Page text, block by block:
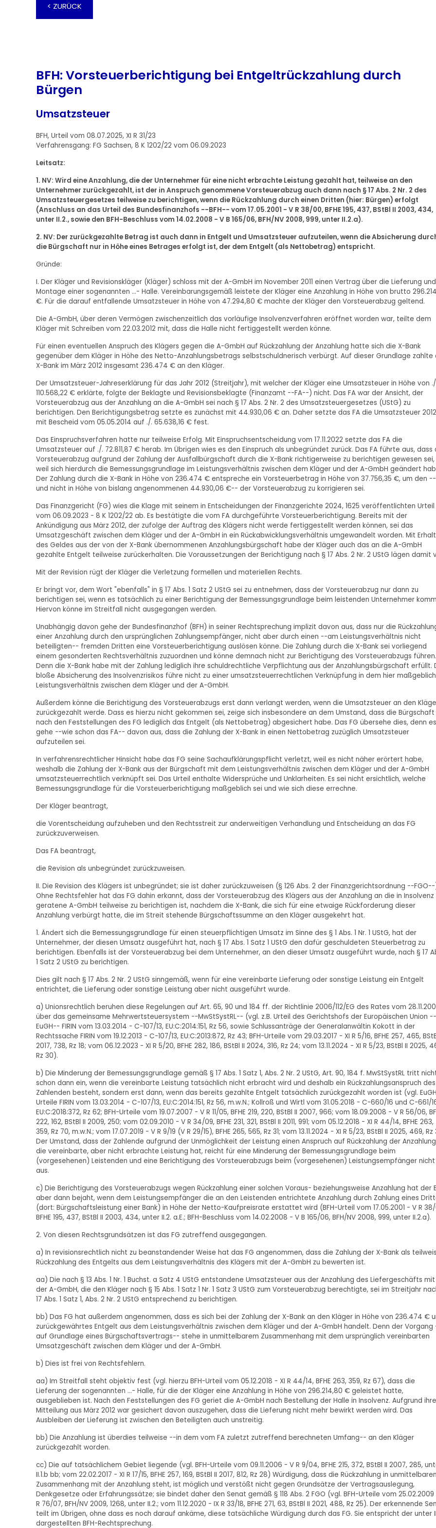
< ZURÜCK
BFH: Vorsteuerberichtigung bei Entgeltrückzahlung durch
Bürgen
Umsatzsteuer
BFH, Urteil vom 08.07.2025, XI R 31/23
Verfahrensgang: FG Sachsen, 8 K 1202/22 vom 06.09.2023
Leitsatz:
1. NV: Wird eine Anzahlung, die der Unternehmer für eine nicht erbrachte Leistung gezahlt hat, teilweise an den
Unternehmer zurückgezahlt, ist der in Anspruch genommene Vorsteuerabzug auch dann nach § 17 Abs. 2 Nr. 2 des
Umsatzsteuergesetzes teilweise zu berichtigen, wenn die Rückzahlung durch einen Dritten (hier: Bürgen) erfolgt
(Anschluss an das Urteil des Bundesfinanzhofs --BFH-- vom 17.05.2001 - V R 38/00, BFHE 195, 437, BStBl II 2003, 434,
unter II.2., sowie den BFH-Beschluss vom 14.02.2008 - V B 165/06, BFH/NV 2008, 999, unter II.2.a).
2. NV: Der zurückgezahlte Betrag ist auch dann in Entgelt und Umsatzsteuer aufzuteilen, wenn die Absicherung
die Bürgschaft nur in Höhe eines Betrages erfolgt ist, der dem Entgelt (als Nettobetrag) entspricht.
Gründe:
I. Der Kläger und Revisionskläger (Kläger) schloss mit der A-GmbH im November 2011 einen Vertrag über die Lieferung und
Montage einer sogenannten ...- Halle. Vereinbarungsgemäß leistete der Kläger eine Anzahlung in Höhe von brutto
€. Für die darauf entfallende Umsatzsteuer in Höhe von 47.294,80 € machte der Kläger den Vorsteuerabzug geltend.
Die A-GmbH, über deren Vermögen zwischenzeitlich das vorläufige Insolvenzverfahren eröffnet worden war, teilte dem
Kläger mit Schreiben vom 22.03.2012 mit, dass die Halle nicht fertiggestellt werden könne.
Für einen eventuellen Anspruch des Klägers gegen die A-GmbH auf Rückzahlung der Anzahlung hatte sich die X-Bank
gegenüber dem Kläger in Höhe des Netto-Anzahlungsbetrags selbstschuldnerisch verbürgt. Auf dieser Grundlage zahlte
X-Bank im März 2012 insgesamt 236.474 € an den Kläger.
Der Umsatzsteuer-Jahreserklärung für das Jahr 2012 (Streitjahr), mit welcher der Kläger eine Umsatzsteuer in Höhe von
110.568,22 € erklärte, folgte der Beklagte und Revisionsbeklagte (Finanzamt --FA--) nicht. Das FA war der Ansicht, der
Vorsteuerabzug aus der Anzahlung an die A-GmbH sei nach § 17 Abs. 2 Nr. 2 des Umsatzsteuergesetzes (UStG) zu
berichtigen. Den Berichtigungsbetrag setzte es zunächst mit 44.930,06 € an. Daher setzte das FA die Umsatzsteuer 2012
mit Bescheid vom 05.05.2014 auf ./. 65.638,16 € fest.
Das Einspruchsverfahren hatte nur teilweise Erfolg. Mit Einspruchsentscheidung vom 17.11.2022 setzte das FA die
Umsatzsteuer auf ./. 72.811,87 € herab. Im Übrigen wies es den Einspruch als unbegründet zurück. Das FA führte aus, dass
Vorsteuerabzug aufgrund der Zahlung der Ausfallbürgschaft durch die X-Bank richtigerweise zu berichtigen gewesen sei,
weil sich hierdurch die Bemessungsgrundlage im Leistungsverhältnis zwischen dem Kläger und der A-GmbH geändert
Der Zahlung durch die X-Bank in Höhe von 236.474 € entspreche ein Vorsteuerbetrag in Höhe von 37.756,35 €, um den --
und nicht in Höhe von bislang angenommenen 44.930,06 €-- der Vorsteuerabzug zu korrigieren sei.
Das Finanzgericht (FG) wies die Klage mit seinem in Entscheidungen der Finanzgerichte 2024, 1625 veröffentlichten Urteil
vom 06.09.2023 - 8 K 1202/22 ab. Es bestätigte die vom FA durchgeführte Vorsteuerberichtigung. Bereits mit der
Ankündigung aus März 2012, der zufolge der Auftrag des Klägers nicht werde fertiggestellt werden können, sei das
Umsatzgeschäft zwischen dem Kläger und der A-GmbH in ein Rückabwicklungsverhältnis umgewandelt worden. Mit Erhalt
des Geldes aus der von der X-Bank übernommenen Anzahlungsbürgschaft habe der Kläger auch das an die A-GmbH
gezahlte Entgelt teilweise zurückerhalten. Die Voraussetzungen der Berichtigung nach § 17 Abs. 2 Nr. 2 UStG lägen damit
Mit der Revision rügt der Kläger die Verletzung formellen und materiellen Rechts.
Er bringt vor, dem Wort "ebenfalls" in § 17 Abs. 1 Satz 2 UStG sei zu entnehmen, dass der Vorsteuerabzug nur dann zu
berichtigen sei, wenn es tatsächlich zu einer Berichtigung der Bemessungsgrundlage beim leistenden Unternehmer
Hiervon könne im Streitfall nicht ausgegangen werden.
Unabhängig davon gehe der Bundesfinanzhof (BFH) in seiner Rechtsprechung implizit davon aus, dass nur die
einer Anzahlung durch den ursprünglichen Zahlungsempfänger, nicht aber durch einen --am Leistungsverhältnis nicht
beteiligten-- fremden Dritten eine Vorsteuerberichtigung auslösen könne. Die Zahlung durch die X-Bank sei vorliegend
einem gesonderten Rechtsverhältnis zuzuordnen und könne demnach nicht zur Berichtigung des Vorsteuerabzugs führen.
Denn die X-Bank habe mit der Zahlung lediglich ihre schuldrechtliche Verpflichtung aus der Anzahlungsbürgschaft erfüllt.
bloße Absicherung des Insolvenzrisikos führe nicht zu einer umsatzsteuerrechtlichen Verknüpfung in dem hier
Leistungsverhältnis zwischen dem Kläger und der A-GmbH.
Außerdem könne die Berichtigung des Vorsteuerabzugs erst dann verlangt werden, wenn die Umsatzsteuer an den
zurückgezahlt werde. Dass es hierzu nicht gekommen sei, zeige sich insbesondere an dem Umstand, dass die Bürgschaft
nach den Feststellungen des FG lediglich das Entgelt (als Nettobetrag) abgesichert habe. Das FG übersehe dies, denn es
gehe --wie schon das FA-- davon aus, dass die Zahlung der X-Bank in einen Nettobetrag zuzüglich Umsatzsteuer
aufzuteilen sei.
In verfahrensrechtlicher Hinsicht habe das FG seine Sachaufklärungspflicht verletzt, weil es nicht näher erörtert habe,
weshalb die Zahlung der X-Bank aus der Bürgschaft mit dem Leistungsverhältnis zwischen dem Kläger und der A-GmbH
umsatzsteuerrechtlich verknüpft sei. Das Urteil enthalte Widersprüche und Unklarheiten. Es sei nicht ersichtlich, welche
Bemessungsgrundlage für die Vorsteuerberichtigung maßgeblich sei und wie sich diese errechne.
Der Kläger beantragt,
die Vorentscheidung aufzuheben und den Rechtsstreit zur anderweitigen Verhandlung und Entscheidung an das FG
zurückzuverweisen.
Das FA beantragt,
die Revision als unbegründet zurückzuweisen.
II. Die Revision des Klägers ist unbegründet; sie ist daher zurückzuweisen (§ 126 Abs. 2 der Finanzgerichtsordnung --FGO--
Ohne Rechtsfehler hat das FG dahin erkannt, dass der Vorsteuerabzug des Klägers aus der Anzahlung an die in Insolvenz
geratene A-GmbH teilweise zu berichtigen ist, nachdem die X-Bank, die sich für eine etwaige Rückforderung dieser
Anzahlung verbürgt hatte, die im Streit stehende Bürgschaftssumme an den Kläger ausgekehrt hat.
1. Ändert sich die Bemessungsgrundlage für einen steuerpflichtigen Umsatz im Sinne des § 1 Abs. 1 Nr. 1 UStG, hat der
Unternehmer, der diesen Umsatz ausgeführt hat, nach § 17 Abs. 1 Satz 1 UStG den dafür geschuldeten Steuerbetrag zu
berichtigen. Ebenfalls ist der Vorsteuerabzug bei dem Unternehmer, an den dieser Umsatz ausgeführt wurde, nach § 17
1 Satz 2 UStG zu berichtigen.
Dies gilt nach § 17 Abs. 2 Nr. 2 UStG sinngemäß, wenn für eine vereinbarte Lieferung oder sonstige Leistung ein Entgelt
entrichtet, die Lieferung oder sonstige Leistung aber nicht ausgeführt wurde.
a) Unionsrechtlich beruhen diese Regelungen auf Art. 65, 90 und 184 ff. der Richtlinie 2006/112/EG des Rates vom
über das gemeinsame Mehrwertsteuersystem --MwStSystRL-- (vgl. z.B. Urteil des Gerichtshofs der Europäischen Union --
EuGH-- FIRIN vom 13.03.2014 - C-107/13, EU:C:2014:151, Rz 56, sowie Schlussanträge der Generalanwältin Kokott in der
Rechtssache FIRIN vom 19.12.2013 - C-107/13, EU:C:2013:872, Rz 43; BFH-Urteile vom 29.03.2017 - XI R 5/16, BFHE 257, 465,
2017, 738, Rz 18; vom 06.12.2023 - XI R 5/20, BFHE 282, 186, BStBl II 2024, 316, Rz 24; vom 13.11.2024 - XI R 5/23, BStBl II 2025,
Rz 30).
b) Die Minderung der Bemessungsgrundlage gemäß § 17 Abs. 1 Satz 1, Abs. 2 Nr. 2 UStG, Art. 90, 184 f. MwStSystRL tritt
schon dann ein, wenn die vereinbarte Leistung tatsächlich nicht erbracht wird und deshalb ein Rückzahlungsanspruch des
Zahlenden besteht, sondern erst dann, wenn das bereits gezahlte Entgelt tatsächlich zurückgezahlt worden ist (vgl.
Urteile FIRIN vom 13.03.2014 - C-107/13, EU:C:2014:151, Rz 56, m.w.N.; Kollroß und Wirtl vom 31.05.2018 - C-660/16 und C-661/
EU:C:2018:372, Rz 62; BFH-Urteile vom 19.07.2007 - V R 11/05, BFHE 219, 220, BStBl II 2007, 966; vom 18.09.2008 - V R 56/06,
222, 162, BStBl II 2009, 250; vom 02.09.2010 - V R 34/09, BFHE 231, 321, BStBl II 2011, 991; vom 05.12.2018 - XI R 44/14, BFHE 263,
359, Rz 70, m.w.N.; vom 17.07.2019 - V R 9/19 (V R 29/15), BFHE 265, 565, Rz 31; vom 13.11.2024 - XI R 5/23, BStBl II 2025, 469, Rz
Der Umstand, dass der Zahlende aufgrund der Unmöglichkeit der Leistung einen Anspruch auf Rückzahlung der
die vereinbarte, aber nicht erbrachte Leistung hat, reicht für eine Minderung der Bemessungsgrundlage beim
(vorgesehenen) Leistenden und eine Berichtigung des Vorsteuerabzugs beim (vorgesehenen) Leistungsempfänger nicht
aus.
c) Die Berichtigung des Vorsteuerabzugs wegen Rückzahlung einer solchen Voraus- beziehungsweise Anzahlung hat der
aber dann bejaht, wenn dem Leistungsempfänger die an den Leistenden entrichtete Anzahlung durch Zahlung eines
(dort: Bürgschaftsleistung einer Bank) in Höhe der Netto-Kaufpreisrate erstattet wird (BFH-Urteil vom 17.05.2001 - V R
BFHE 195, 437, BStBl II 2003, 434, unter II.2. a.E.; BFH-Beschluss vom 14.02.2008 - V B 165/06, BFH/NV 2008, 999, unter II.2.a).
2. Von diesen Rechtsgrundsätzen ist das FG zutreffend ausgegangen.
a) In revisionsrechtlich nicht zu beanstandender Weise hat das FG angenommen, dass die Zahlung der X-Bank als
Rückzahlung des Entgelts aus dem Leistungsverhältnis des Klägers mit der A-GmbH zu bewerten ist.
aa) Die nach § 13 Abs. 1 Nr. 1 Buchst. a Satz 4 UStG entstandene Umsatzsteuer aus der Anzahlung des Liefergeschäfts mit
der A-GmbH, die den Kläger nach § 15 Abs. 1 Satz 1 Nr. 1 Satz 3 UStG zum Vorsteuerabzug berechtigte, sei im Streitjahr
17 Abs. 1 Satz 1, Abs. 2 Nr. 2 UStG entsprechend zu berichtigen.
bb) Das FG hat außerdem angenommen, dass es sich bei der Zahlung der X-Bank an den Kläger in Höhe von 236.474 €
zurückgewährtes Entgelt aus dem Leistungsverhältnis zwischen dem Kläger und der A-GmbH handelt. Denn der Vorgang
auf Grundlage eines Bürgschaftsvertrags-- stehe in unmittelbarem Zusammenhang mit dem ursprünglich vereinbarten
Umsatzgeschäft zwischen dem Kläger und der A-GmbH.
b) Dies ist frei von Rechtsfehlern.
aa) Im Streitfall steht objektiv fest (vgl. hierzu BFH-Urteil vom 05.12.2018 - XI R 44/14, BFHE 263, 359, Rz 67), dass die
Lieferung der sogenannten ...- Halle, für die der Kläger eine Anzahlung in Höhe von 296.214,80 € geleistet hatte,
ausgeblieben ist. Nach den Feststellungen des FG geriet die A-GmbH nach Bestellung der Halle in Insolvenz. Aufgrund
Mitteilung aus März 2012 war gesichert davon auszugehen, dass die Lieferung nicht mehr bewirkt werden wird. Das
Ausbleiben der Lieferung ist zwischen den Beteiligten auch unstreitig.
bb) Die Anzahlung ist überdies teilweise --in dem vom FA zuletzt zutreffend berechneten Umfang-- an den Kläger
zurückgezahlt worden.
cc) Die auf tatsächlichem Gebiet liegende (vgl. BFH-Urteile vom 09.11.2006 - V R 9/04, BFHE 215, 372, BStBl II 2007, 285,
II.1.b bb; vom 22.02.2017 - XI R 17/15, BFHE 257, 169, BStBl II 2017, 812, Rz 28) Würdigung, dass die Rückzahlung in
Zusammenhang mit der Anzahlung steht, ist möglich und verstößt nicht gegen Grundsätze der Vertragsauslegung,
Denkgesetze oder Erfahrungssätze; sie bindet daher den Senat gemäß § 118 Abs. 2 FGO (vgl. BFH-Urteile vom 25.02.2009
R 76/07, BFH/NV 2009, 1268, unter II.2.; vom 11.12.2020 - IX R 33/18, BFHE 271, 63, BStBl II 2021, 488, Rz 25). Der erkennende
teilt im Übrigen, ohne dass es noch darauf ankäme, diese tatsächliche Würdigung durch das FG. Sie entspricht der unter
dargestellten BFH-Rechtsprechung.